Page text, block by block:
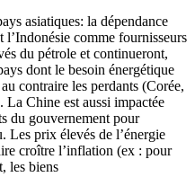
asiatiques: la dépendance
comme fournisseurs
du pétrole et continueront,
dont le besoin énergétique
contraire les perdants (Corée,
Chine est aussi impactée
du gouvernement pour
Les prix élevés de l’énergie
croître l’inflation (ex : pour
les biens